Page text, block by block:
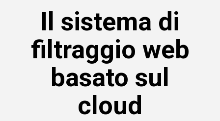
Il sistema di
filtraggio web
basato sul
cloud